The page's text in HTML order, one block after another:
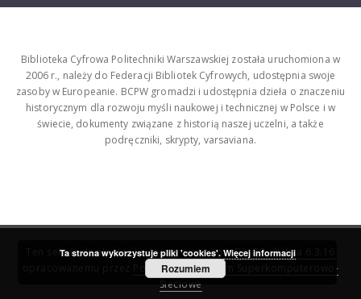
Biblioteka Cyfrowa Politechniki Warszawskiej została uruchomiona w
2006 r., należy do Federacji Bibliotek Cyfrowych, udostępnia swoje
zasoby w Europeanie. BCPW gromadzi i udostępnia dzieła o znaczeniu
historycznym dla rozwoju myśli naukowej i technicznej w Polsce i w
świecie, dokumenty związane z historią naszej uczelni, a także
podręczniki, skrypty, varsaviana.
Ten serwis działa dzięki oprogramowaniuDInGO dLibra 6.3.16
Poznańskie Centrum Superkomputerowo-
Sieciowe
Ta strona wykorzystuje pliki 'cookies'. Więcej informacji
Rozumiem